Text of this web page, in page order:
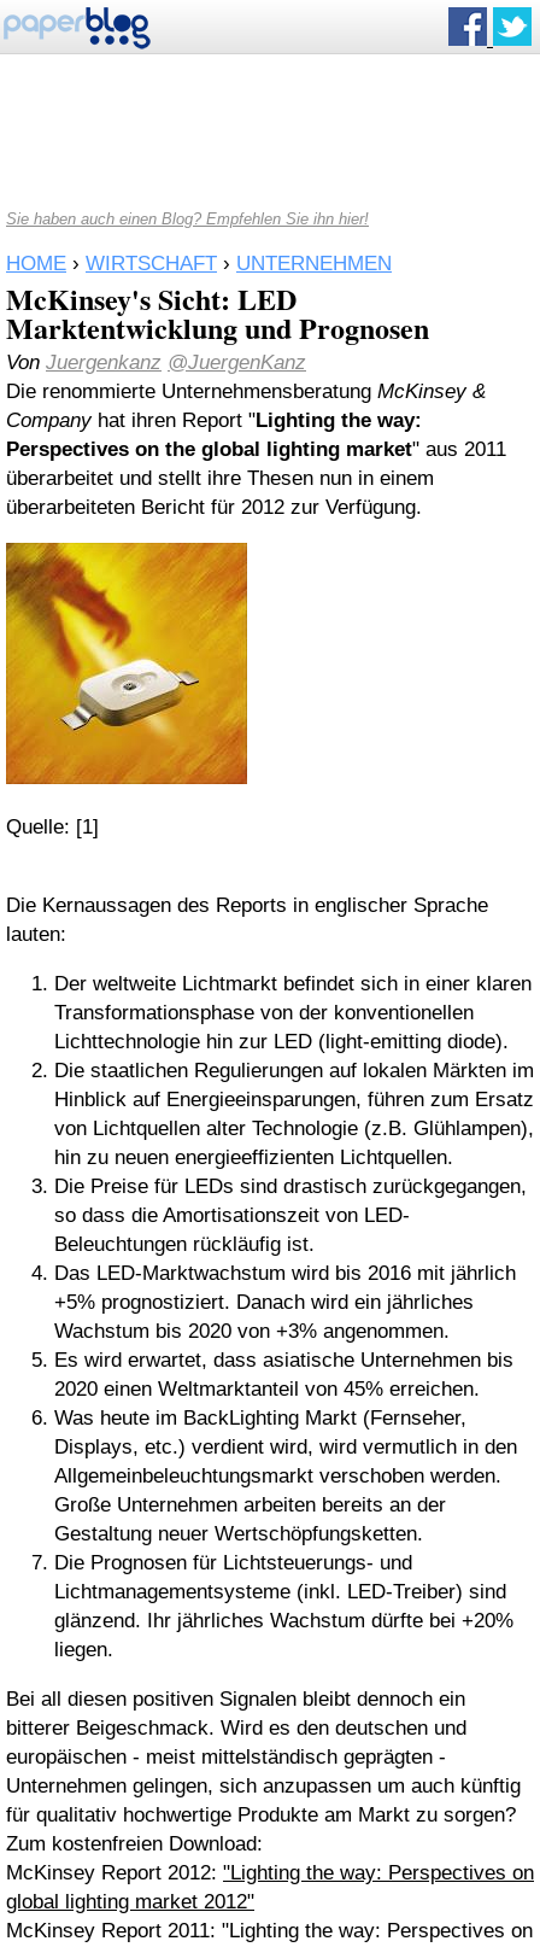
Sie haben auch einen Blog? Empfehlen Sie ihn hier!
HOME › WIRTSCHAFT › UNTERNEHMEN
McKinsey's Sicht: LED
Marktentwicklung und Prognosen
Von Juergenkanz @JuergenKanz
Die renommierte Unternehmensberatung McKinsey &
Companyhat ihren Report "Lighting the way:
Perspectives on the global lighting market" aus 2011
überarbeitet und stellt ihre Thesen nun in einem
überarbeiteten Bericht für 2012 zur Verfügung.
Quelle: [1]
Die Kernaussagen des Reports in englischer Sprache
lauten:
Der weltweite Lichtmarkt befindet sich in einer klaren
Transformationsphase von der konventionellen
Lichttechnologie hin zur LED (light-emitting diode).
Die staatlichen Regulierungen auf lokalen Märkten im
Hinblick auf Energieeinsparungen, führen zum Ersatz
von Lichtquellen alter Technologie (z.B. Glühlampen),
hin zu neuen energieeffizienten Lichtquellen.
Die Preise für LEDs sind drastisch zurückgegangen,
so dass die Amortisationszeit von LED-
Beleuchtungen rückläufig ist.
Das LED-Marktwachstum wird bis 2016 mit jährlich
+5% prognostiziert. Danach wird ein jährliches
Wachstum bis 2020 von +3% angenommen.
Es wird erwartet, dass asiatische Unternehmen bis
2020 einen Weltmarktanteil von 45% erreichen.
Was heute im BackLighting Markt (Fernseher,
Displays, etc.) verdient wird, wird vermutlich in den
Allgemeinbeleuchtungsmarkt verschoben werden.
Große Unternehmen arbeiten bereits an der
Gestaltung neuer Wertschöpfungsketten.
Die Prognosen für Lichtsteuerungs- und
Lichtmanagementsysteme (inkl. LED-Treiber) sind
glänzend. Ihr jährliches Wachstum dürfte bei +20%
liegen.
Bei all diesen positiven Signalen bleibt dennoch ein
bitterer Beigeschmack. Wird es den deutschen und
europäischen - meist mittelständisch geprägten -
Unternehmen gelingen, sich anzupassen um auch künftig
für qualitativ hochwertige Produkte am Markt zu sorgen?
Zum kostenfreien Download:
McKinsey Report 2012: "Lighting the way: Perspectives on
global lighting market 2012"
McKinsey Report 2011: "Lighting the way: Perspectives on